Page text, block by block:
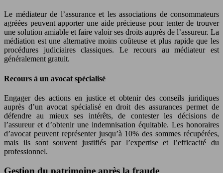
Le médiateur de l’assurance et les associations de consommateurs
agréées peuvent apporter une aide précieuse pour tenter de trouver
une solution amiable et faire valoir ses droits auprès de l’assureur. La
médiation est une alternative moins coûteuse et plus rapide que les
procédures judiciaires classiques. Le recours au médiateur est
généralement gratuit.
Recours à un avocat spécialisé
Engager des actions en justice et obtenir des conseils juridiques
auprès d’un avocat spécialisé en droit des assurances permet de
défendre au mieux ses intérêts, de contester les décisions de
l’assureur et d’obtenir une indemnisation équitable. Les honoraires
d’avocat peuvent représenter jusqu’à 10% des sommes récupérées,
mais ils sont souvent justifiés par l’expertise et l’efficacité du
professionnel.
Gestion du patrimoine après la fraude